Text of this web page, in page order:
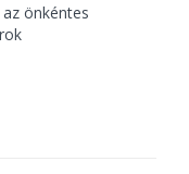
önkéntes